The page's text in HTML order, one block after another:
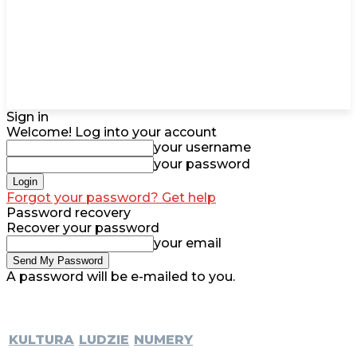
Sign in
Welcome! Log into your account
your username
your password
Forgot your password? Get help
Password recovery
Recover your password
your email
A password will be e-mailed to you.
KULTURA LUDZIE NUMERY